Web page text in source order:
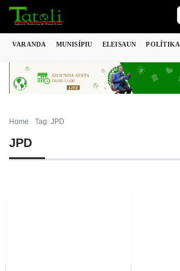
VARANDA MUNISÍPIU ELEISAUN POLÍTIKA
Home Tag: JPD
JPD